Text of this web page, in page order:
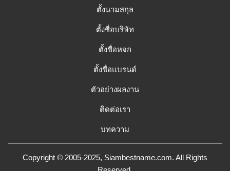
ตั้งนามสกุล
ตั้งชื่อบริษัท
ตั้งชื่อหจก
ตั้งชื่อแบรนด์
ตัวอย่างผลงาน
ติดต่อเรา
บทความ
Copyright © 2005-2025, Siambestname.com. All Rights